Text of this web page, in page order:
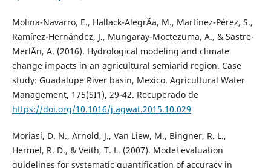
Molina-Navarro, E., Hallack-AlegrÃ­a, M., Martínez-Pérez, S.,
Ramírez-Hernández, J., Mungaray-Moctezuma, A., & Sastre-
MerlÃ­n, A. (2016). Hydrological modeling and climate
change impacts in an agricultural semiarid region. Case
study: Guadalupe River basin, Mexico. Agricultural Water
Management, 175(SI1), 29-42. Recuperado de
https://doi.org/10.1016/j.agwat.2015.10.029
Moriasi, D. N., Arnold, J., Van Liew, M., Bingner, R. L.,
Hermel, R. D., & Veith, T. L. (2007). Model evaluation
guidelines for systematic quantification of accuracy in